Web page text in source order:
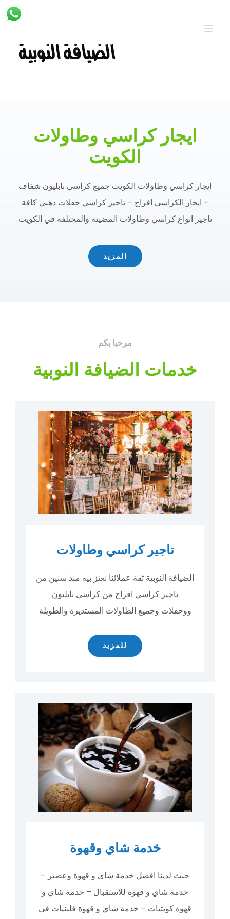
ايجار كراسي وطاولات
الكويت
ايجار كراسي وطاولات الكويت جميع كراسي نابليون شفاف
– ايجار الكراسي افراح – تاجير كراسي حفلات دهبي كافة
تاجير انواع كراسي وطاولات المضيئة والمختلفة في الكويت
المزيد
مرحبا بكم
خدمات الضيافة النوبية
تاجير كراسي وطاولات
الضيافة النوبية ثقة عملائنا نعتز بيه منذ سنين من
تاجير كراسي افراح من كراسي نابليون
ووحفلات وجميع الطاولات المستديرة والطويلة
للمزيد
خدمة شاي وقهوة
حيث لدينا افضل خدمة شاي و قهوة وعصير –
خدمة شاي و قهوة للاستقبال – خدمة شاي و
قهوة كويتيات – خدمة شاي و قهوة فلبنيات في